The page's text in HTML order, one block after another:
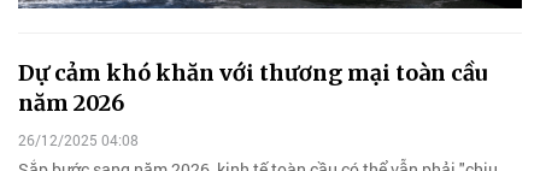
Dự cảm khó khăn với thương mại toàn cầu
năm 2026
26/12/2025 04:08